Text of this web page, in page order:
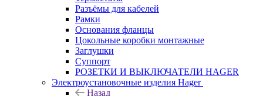
Разъёмы для кабелей
Рамки
Основания фланцы
Цокольные коробки монтажные
Заглушки
Суппорт
РОЗЕТКИ И ВЫКЛЮЧАТЕЛИ HAGER
Электроустановочные изделия Hager
Назад